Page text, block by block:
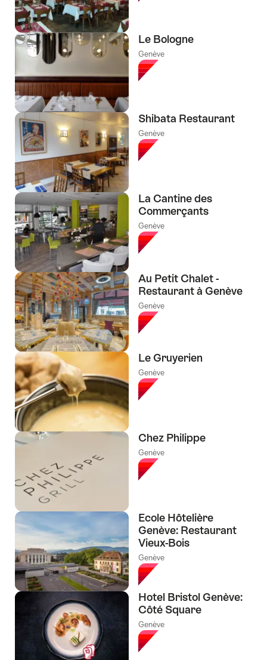
Le Bologne
Genève
Shibata Restaurant
Genève
La Cantine des
Commerçants
Genève
Au Petit Chalet -
Restaurant à Genève
Genève
Le Gruyerien
Genève
Chez Philippe
Genève
Ecole Hôtelière
Genève: Restaurant
Vieux-Bois
Genève
Hotel Bristol Genève:
Côté Square
Genève